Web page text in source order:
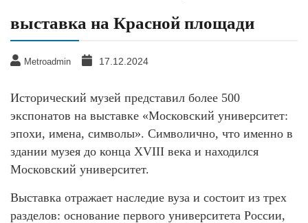
выставка на Красной площади
Metroadmin 17.12.2024
Исторический музей представил более 500
экспонатов на выставке «Московский университет:
эпохи, имена, символы». Символично, что именно в
здании музея до конца XVIII века и находился
Московский университет.
Выставка отражает наследие вуза и состоит из трех
разделов: основание первого университета России,